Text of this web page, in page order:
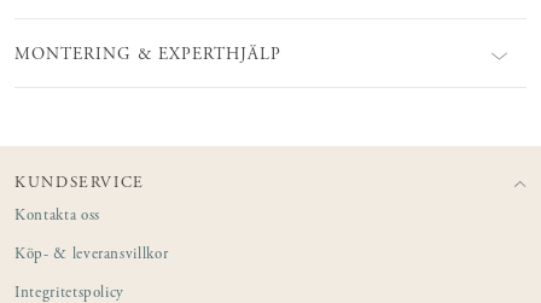
MONTERING & EXPERTHJÄLP
KUNDSERVICE
Kontakta oss
Köp- & leveransvillkor
Integritetspolicy